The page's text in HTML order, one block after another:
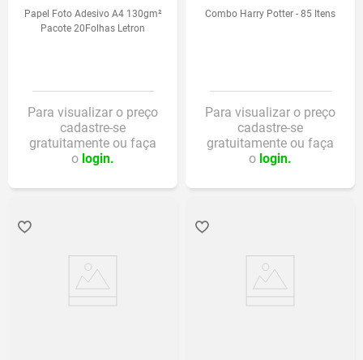
Papel Foto Adesivo A4 130gm²
Pacote 20Folhas Letron
Para visualizar o preço
cadastre-se
gratuitamente ou faça
o login.
Combo Harry Potter - 85 Itens
Para visualizar o preço
cadastre-se
gratuitamente ou faça
o login.